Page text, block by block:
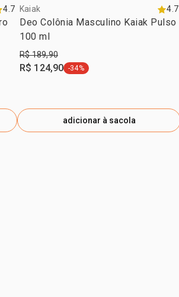
4.7 Kaiak 4.7
Deo Colônia Masculino Kaiak Pulso
100 ml
R$ 189,90
R$ 124,90 etiqueta -34%
-34%
adicionar à sacola